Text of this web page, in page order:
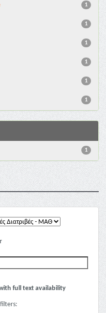
1
1
1
1
1
1
1
full text availability